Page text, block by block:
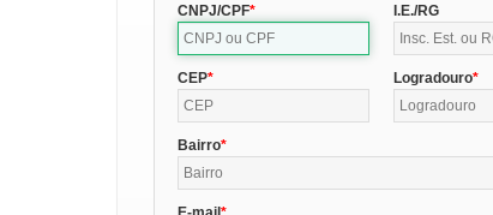
CNPJ/CPF I.E./RG
CEP Logradouro
Bairro